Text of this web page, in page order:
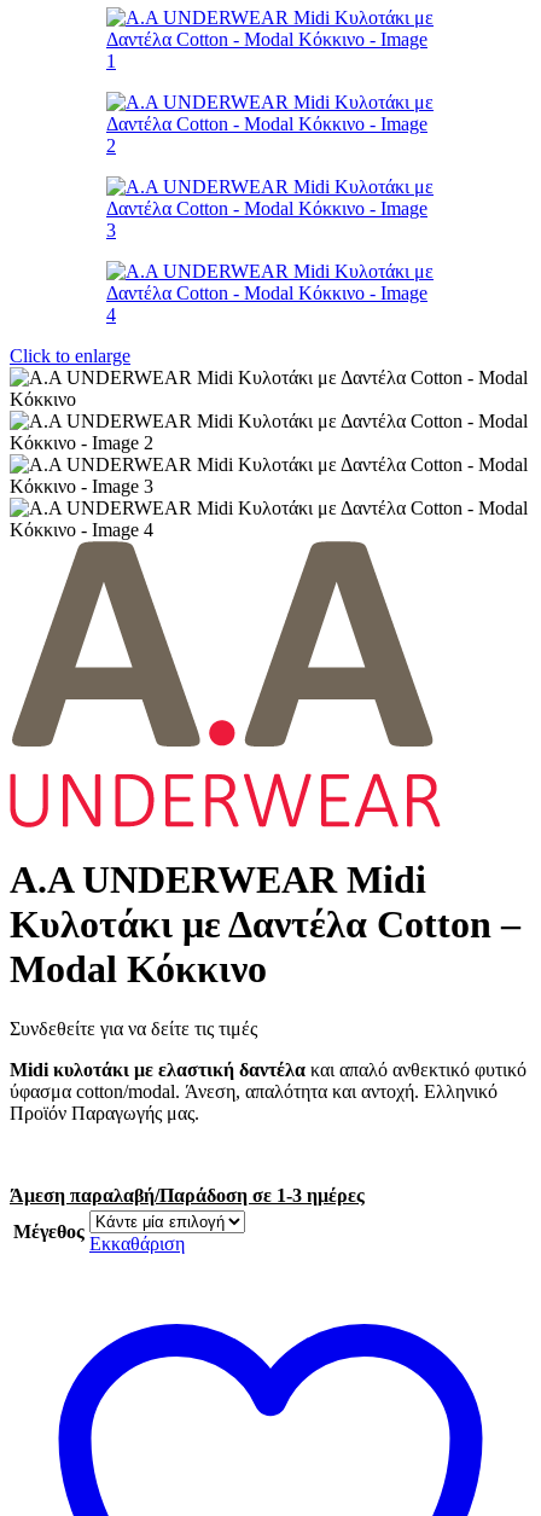
Click to enlarge
Α.A UNDERWEAR Midi
Κυλοτάκι με Δαντέλα Cotton –
Modal Κόκκινο
Συνδεθείτε για να δείτε τις τιμές
Midi κυλοτάκι με ελαστική δαντέλα και απαλό ανθεκτικό φυτικό
ύφασμα cotton/modal. Άνεση, απαλότητα και αντοχή. Ελληνικό
Προϊόν Παραγωγής μας.
Άμεση παραλαβή/Παράδοση σε 1-3 ημέρες
Μέγεθος
Εκκαθάριση